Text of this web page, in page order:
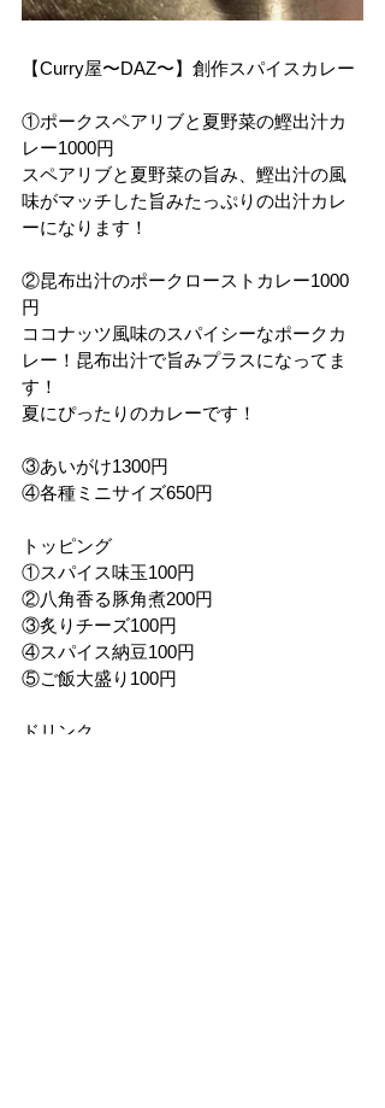
【Curry屋〜DAZ〜】創作スパイスカレー
①ポークスペアリブと夏野菜の鰹出汁カ
レー1000円
スペアリブと夏野菜の旨み、鰹出汁の風
味がマッチした旨みたっぷりの出汁カレ
ーになります！
②昆布出汁のポークローストカレー1000
円
ココナッツ風味のスパイシーなポークカ
レー！昆布出汁で旨みプラスになってま
す！
夏にぴったりのカレーです！
③あいがけ1300円
④各種ミニサイズ650円
トッピング
①スパイス味玉100円
②八角香る豚角煮200円
③炙りチーズ100円
④スパイス納豆100円
⑤ご飯大盛り100円
ドリンク